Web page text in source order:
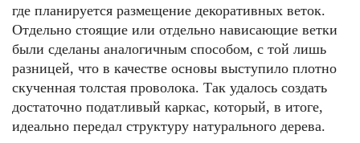
где планируется размещение декоративных веток.
Отдельно стоящие или отдельно нависающие ветки
были сделаны аналогичным способом, с той лишь
разницей, что в качестве основы выступило плотно
скученная толстая проволока. Так удалось создать
достаточно податливый каркас, который, в итоге,
идеально передал структуру натурального дерева.